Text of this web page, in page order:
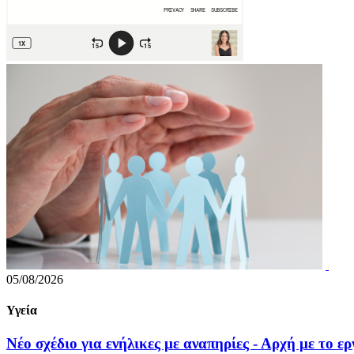
05/08/2026
Υγεία
Νέο σχέδιο για ενήλικες με αναπηρίες - Αρχή με το